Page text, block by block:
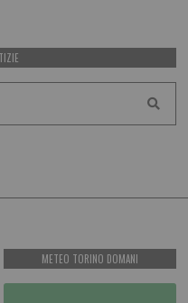
METEO TORINO DOMANI